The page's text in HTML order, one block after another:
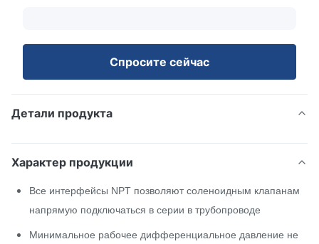
Спросите сейчас
Детали продукта
Характер продукции
Все интерфейсы NPT позволяют соленоидным клапанам
напрямую подключаться в серии в трубопроводе
Минимальное рабочее дифференциальное давление не